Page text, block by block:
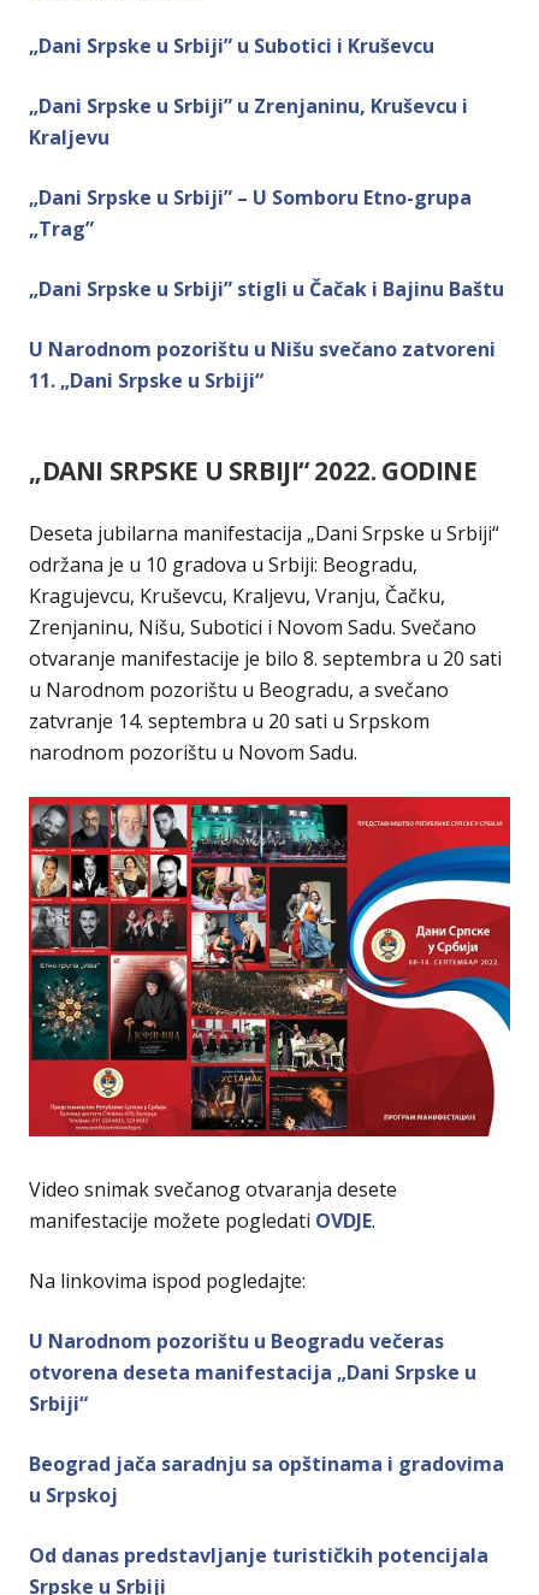
„Dani Srpske u Srbiji” u Subotici i Kruševcu
„Dani Srpske u Srbiji” u Zrenjaninu, Kruševcu i
Kraljevu
„Dani Srpske u Srbiji” – U Somboru Etno-grupa
„Trag”
„Dani Srpske u Srbiji” stigli u Čačak i Bajinu Baštu
U Narodnom pozorištu u Nišu svečano zatvoreni
11. „Dani Srpske u Srbiji“
„DANI SRPSKE U SRBIJI“ 2022. GODINE
Deseta jubilarna manifestacija „Dani Srpske u Srbiji“
održana je u 10 gradova u Srbiji: Beogradu,
Kragujevcu, Kruševcu, Kraljevu, Vranju, Čačku,
Zrenjaninu, Nišu, Subotici i Novom Sadu. Svečano
otvaranje manifestacije je bilo 8. septembra u 20 sati
u Narodnom pozorištu u Beogradu, a svečano
zatvranje 14. septembra u 20 sati u Srpskom
narodnom pozorištu u Novom Sadu.
Video snimak svečanog otvaranja desete
manifestacije možete pogledati OVDJE.
Na linkovima ispod pogledajte:
U Narodnom pozorištu u Beogradu večeras
otvorena deseta manifestacija „Dani Srpske u
Srbiji“
Beograd jača saradnju sa opštinama i gradovima
u Srpskoj
Od danas predstavljanje turističkih potencijala
Srpske u Srbiji